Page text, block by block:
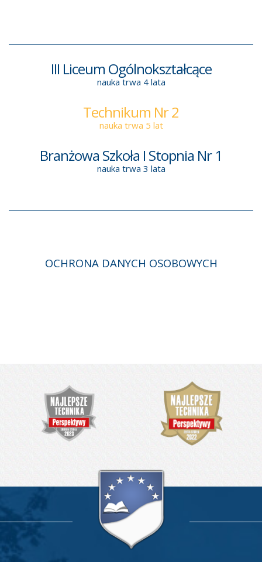
III Liceum Ogólnokształcące
nauka trwa 4 lata
Technikum Nr 2
nauka trwa 5 lat
Branżowa Szkoła I Stopnia Nr 1
nauka trwa 3 lata
OCHRONA DANYCH OSOBOWYCH